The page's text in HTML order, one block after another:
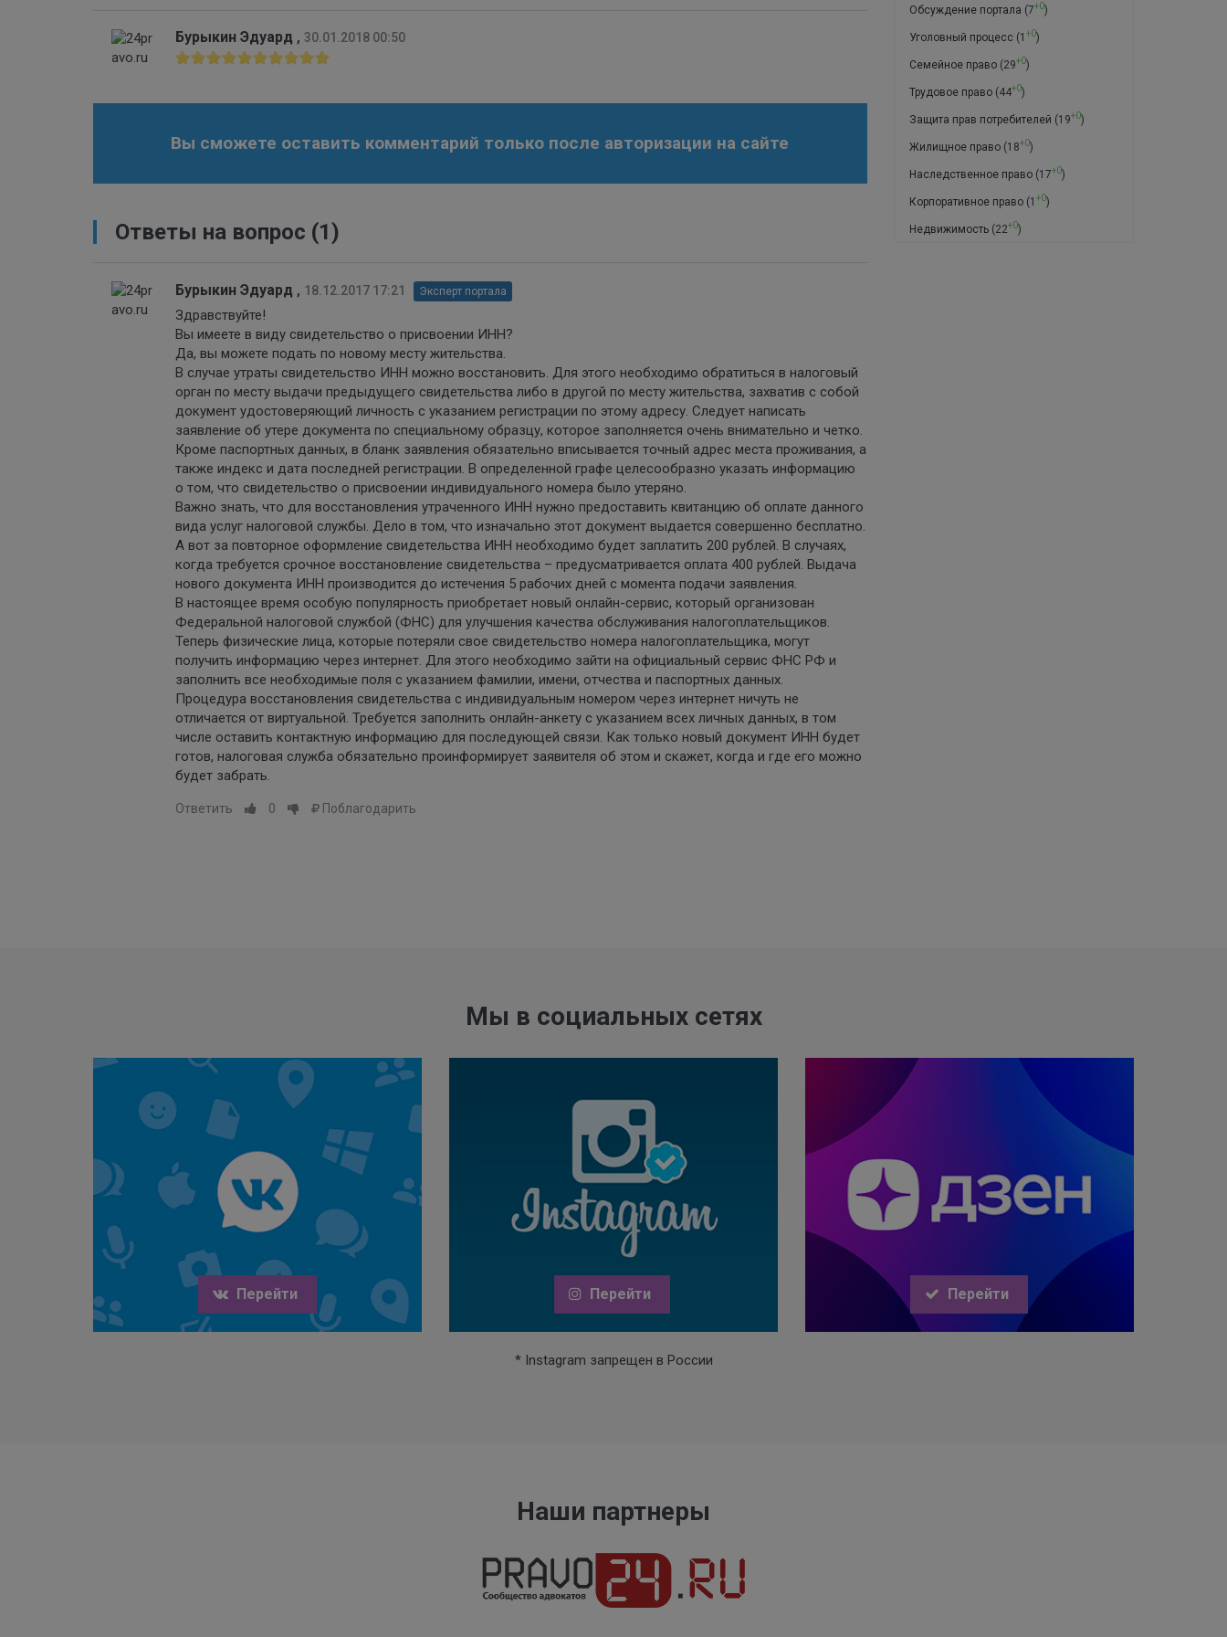
Бурыкин Эдуард , 30.01.2018 00:50
Вы сможете оставить комментарий только после авторизации на сайте
Ответы на вопрос (1)
Бурыкин Эдуард , 18.12.2017 17:21 Эксперт портала
Здравствуйте!
Вы имеете в виду свидетельство о присвоении ИНН?
Да, вы можете подать по новому месту жительства.
В случае утраты свидетельство ИНН можно восстановить. Для этого необходимо обратиться в налоговый
орган по месту выдачи предыдущего свидетельства либо в другой по месту жительства, захватив с собой
документ удостоверяющий личность с указанием регистрации по этому адресу. Следует написать
заявление об утере документа по специальному образцу, которое заполняется очень внимательно и четко.
Кроме паспортных данных, в бланк заявления обязательно вписывается точный адрес места проживания, а
также индекс и дата последней регистрации. В определенной графе целесообразно указать информацию
о том, что свидетельство о присвоении индивидуального номера было утеряно.
Важно знать, что для восстановления утраченного ИНН нужно предоставить квитанцию об оплате данного
вида услуг налоговой службы. Дело в том, что изначально этот документ выдается совершенно бесплатно.
А вот за повторное оформление свидетельства ИНН необходимо будет заплатить 200 рублей. В случаях,
когда требуется срочное восстановление свидетельства – предусматривается оплата 400 рублей. Выдача
нового документа ИНН производится до истечения 5 рабочих дней с момента подачи заявления.
В настоящее время особую популярность приобретает новый онлайн-сервис, который организован
Федеральной налоговой службой (ФНС) для улучшения качества обслуживания налогоплательщиков.
Теперь физические лица, которые потеряли свое свидетельство номера налогоплательщика, могут
получить информацию через интернет. Для этого необходимо зайти на официальный сервис ФНС РФ и
заполнить все необходимые поля с указанием фамилии, имени, отчества и паспортных данных.
Процедура восстановления свидетельства с индивидуальным номером через интернет ничуть не
отличается от виртуальной. Требуется заполнить онлайн-анкету с указанием всех личных данных, в том
числе оставить контактную информацию для последующей связи. Как только новый документ ИНН будет
готов, налоговая служба обязательно проинформирует заявителя об этом и скажет, когда и где его можно
будет забрать.
Ответить 0 Поблагодарить
Обсуждение портала (7+0)
Уголовный процесс (1 +0)
Семейное право(29+0)
Трудовое право(44+0)
Защита прав потребителей (19+0)
Жилищное право(18+0)
Наследственное право(17+0)
Корпоративное право(1 +0)
Недвижимость(22+0)
Мы в социальных сетях
Перейти Перейти
* Instagram запрещен в России
Перейти
Наши партнеры